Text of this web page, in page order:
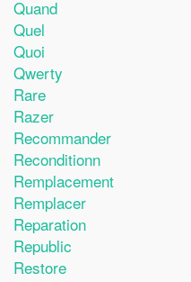
Quand
Quel
Quoi
Qwerty
Rare
Razer
Recommander
Reconditionn
Remplacement
Remplacer
Reparation
Republic
Restore